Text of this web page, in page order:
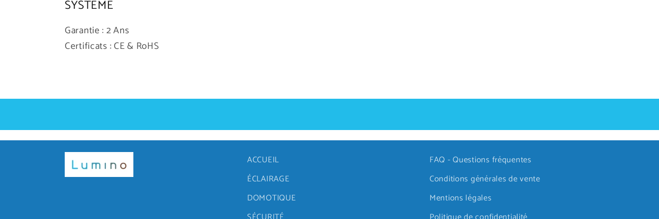
SYSTÈME
Garantie : 2 Ans
Certificats : CE & RoHS
ACCUEIL
ÉCLAIRAGE
DOMOTIQUE
FAQ - Questions fréquentes
Conditions générales de vente
Mentions légales